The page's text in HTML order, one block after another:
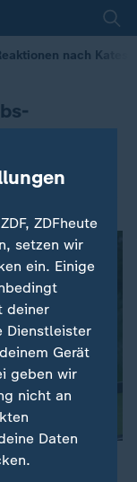
nach Kates
Kate ihre
ZDFheute
setzen wir
ein. Einige
deiner
Dienstleister
Gerät
geben wir
nicht an
Daten